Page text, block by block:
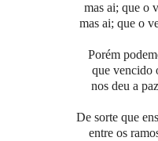
mas ai; que o
mas ai; que o
Porém
que vencido
nos deu a
De sorte que
entre os